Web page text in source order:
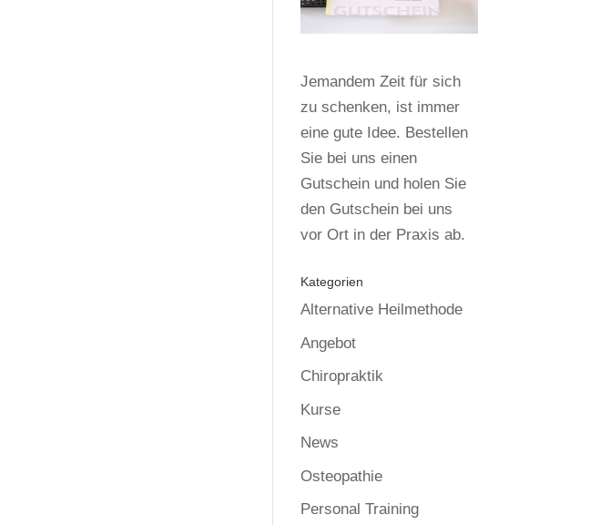
Jemandem Zeit für sich
zu schenken, ist immer
eine gute Idee. Bestellen
Sie bei uns einen
Gutschein und holen Sie
den Gutschein bei uns
vor Ort in der Praxis ab.
Kategorien
Alternative Heilmethode
Angebot
Chiropraktik
Kurse
News
Osteopathie
Personal Training